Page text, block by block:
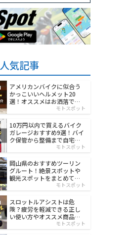
人気記事
アメリカンバイクに似合う
かっこいいヘルメット20
選！オススメはお洒落でワ
モトスポット
10万円以内で買えるバイク
ガレージおすすめ9選！バイ
ク保管から整備まで自宅で
モトスポット
岡山県のおすすめツーリン
グルート！絶景スポットや
観光スポットをまとめて紹
モトスポット
スロットルアシストは危
険？疲労を軽減できる正し
い使い方やオススメ商品を
モトスポット